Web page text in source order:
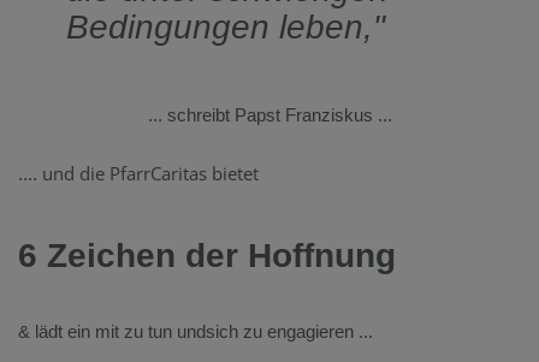
Bedingungen leben,"
... schreibt Papst Franziskus ...
.... und die PfarrCaritas bietet
6 Zeichen der Hoffnung
& lädt ein mit zu tun undsich zu engagieren ...